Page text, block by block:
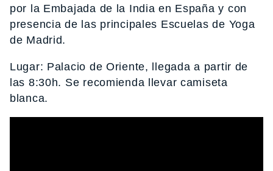
por la Embajada de la India en España y con
presencia de las principales Escuelas de Yoga
de Madrid.
Lugar: Palacio de Oriente, llegada a partir de
las 8:30h. Se recomienda llevar camiseta
blanca.